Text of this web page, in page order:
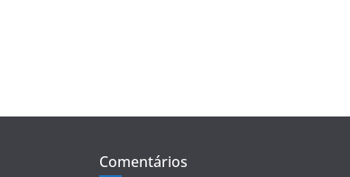
Comentários